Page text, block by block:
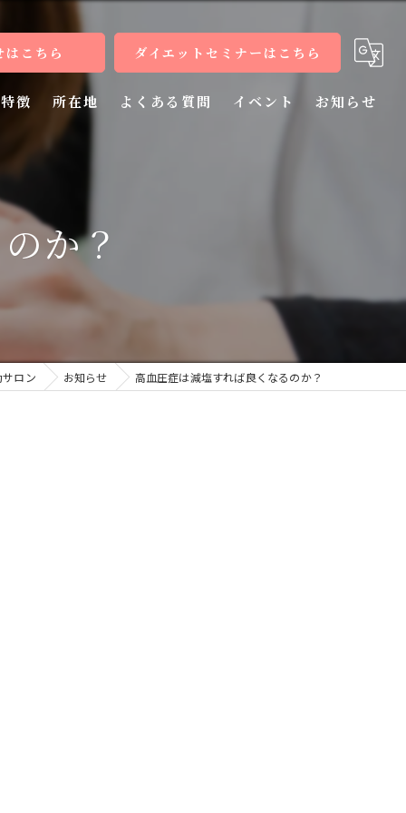
はこちら ダイエットセミナーはこちら
特徴
病気
教室
所在地 よくある質問 イベント お知らせ
か？
ロン お知らせ 高血圧症は減塩すれば良くなるのか？